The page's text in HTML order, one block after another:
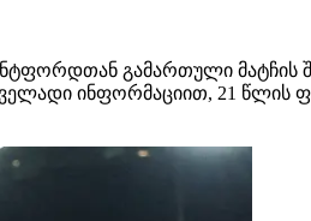
გამართული მატჩის
ინფორმაციით, 21